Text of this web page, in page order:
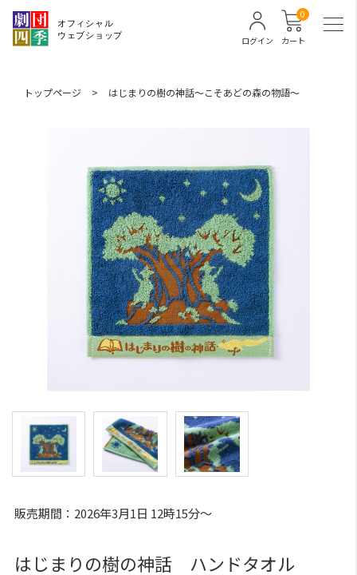
カート
0
ログイン
トップページ > はじまりの樹の神話～こそあどの森の物語～
販売期間：2026年3月1日 12時15分～
はじまりの樹の神話 ハンドタオル